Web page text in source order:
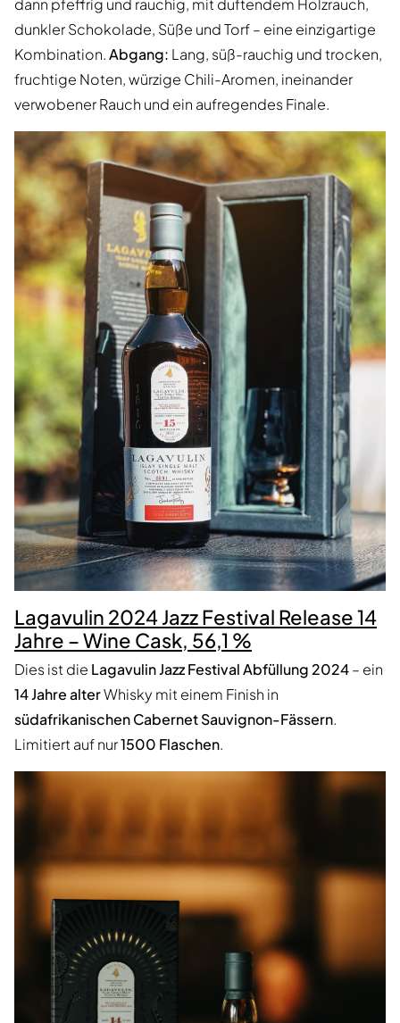
dann pfeffrig und rauchig, mit duftendem Holzrauch,
dunkler Schokolade, Süße und Torf – eine einzigartige
Kombination.Abgang: Lang, süß-rauchig und trocken,
fruchtige Noten, würzige Chili-Aromen, ineinander
verwobener Rauch und ein aufregendes Finale.
Lagavulin 2024 Jazz Festival Release 14
Jahre – Wine Cask, 56,1 %
Dies ist die Lagavulin Jazz Festival Abfüllung 2024– ein
14 Jahre alterWhisky mit einem Finish in
südafrikanischen Cabernet Sauvignon-Fässern.
Limitiert auf nur1500 Flaschen.